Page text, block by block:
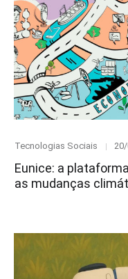
Category
Tecnologias Sociais
Eunice: a
as mudanças